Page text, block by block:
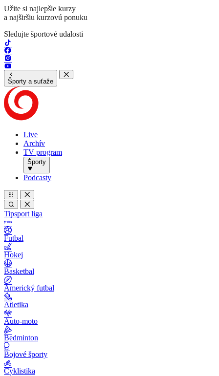
Užite si najlepšie kurzy
a najširšiu kurzovú ponuku
Sledujte športové udalosti
Športy a suťaže
Live
Archív
TV program
Športy
Podcasty
Tipsport liga
Futbal
Hokej
Basketbal
Americký futbal
Atletika
Auto-moto
Bedminton
Bojové športy
Cyklistika